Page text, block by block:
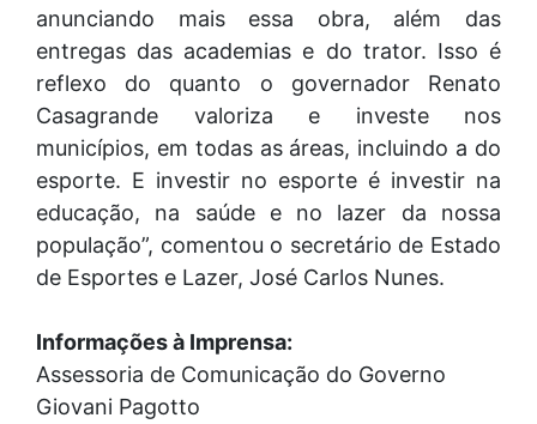
anunciando mais essa obra, além das
entregas das academias e do trator. Isso é
reflexo do quanto o governador Renato
Casagrande valoriza e investe nos
municípios, em todas as áreas, incluindo a do
esporte. E investir no esporte é investir na
educação, na saúde e no lazer da nossa
população”, comentou o secretário de Estado
de Esportes e Lazer, José Carlos Nunes.
Informações à Imprensa:
Assessoria de Comunicação do Governo
Giovani Pagotto